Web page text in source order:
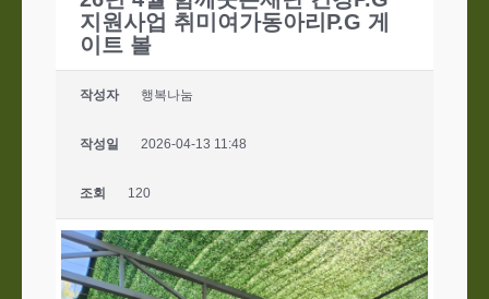
지원사업 취미여가동아리P.G 게
이트 볼
작성자 행복나눔
작성일 2026-04-13 11:48
조회 120